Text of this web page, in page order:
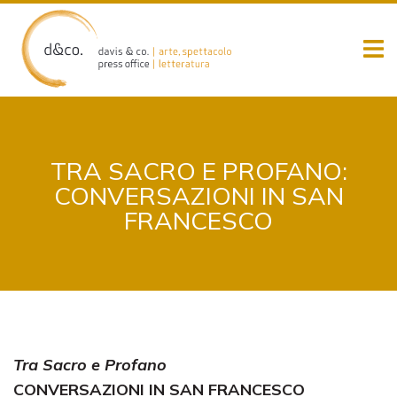
content
TRA SACRO E PROFANO:
CONVERSAZIONI IN SAN
FRANCESCO
Tra Sacro e Profano
CONVERSAZIONI IN SAN FRANCESCO